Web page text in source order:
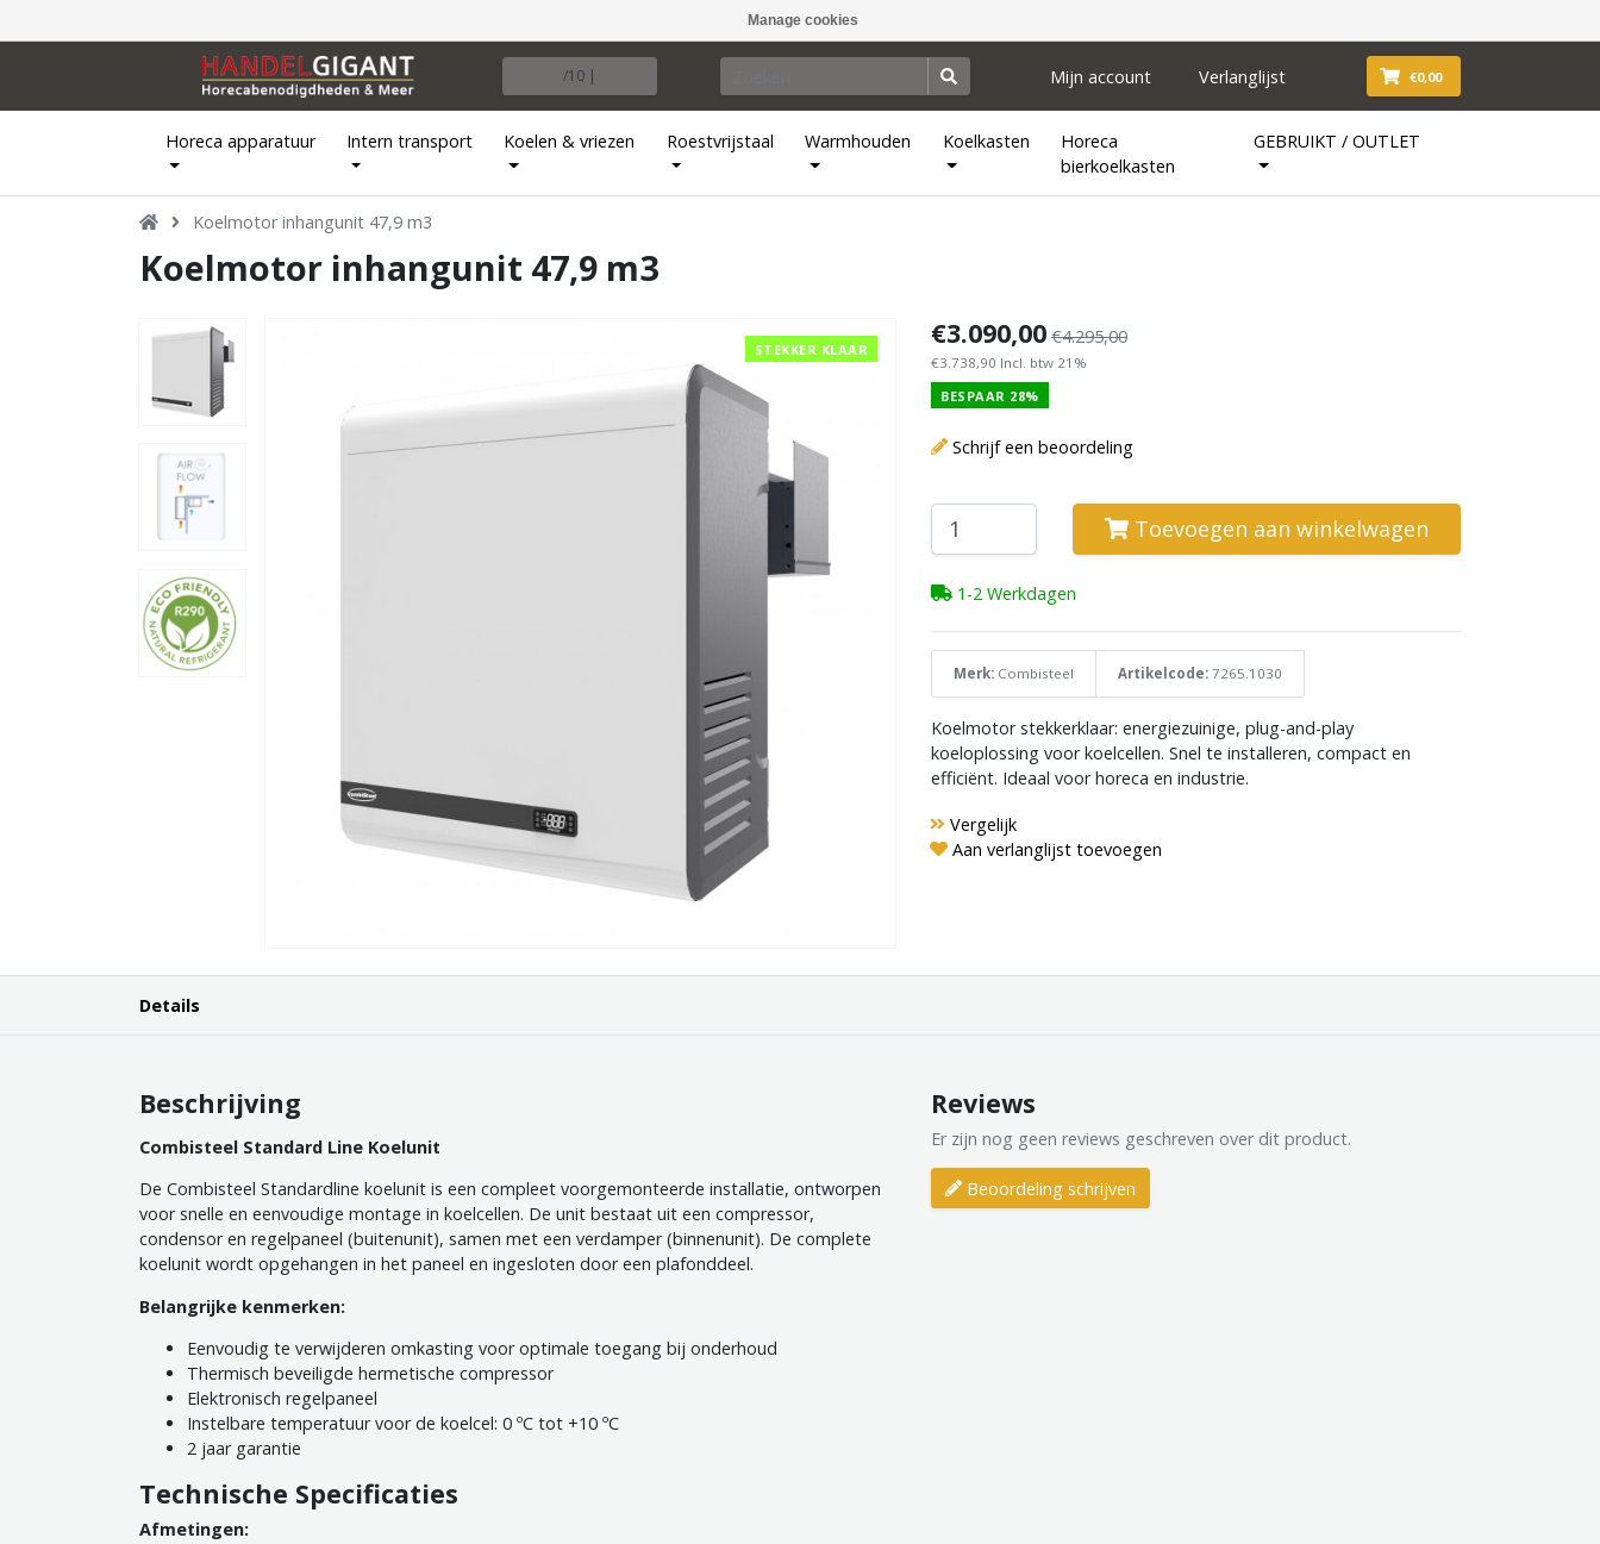
Manage cookies
/10 | Mijn account Verlanglijst €0,00
Horeca apparatuur Intern transport Koelen & vriezen Roestvrijstaal Warmhouden Koelkasten
Horeca
bierkoelkasten
GEBRUIKT / OUTLET
Koelmotor inhangunit 47,9 m3
Koelmotor inhangunit 47,9 m3
STEKKER KLAAR
STEKKER KLAAR
STEKKER KLAAR
€3.090,00 €4.295,00
€3.738,90 Incl. btw 21%
BESPAAR 28%
Schrijf een beoordeling
Toevoegen aan winkelwagen
1-2 Werkdagen
Merk: Combisteel Artikelcode: 7265.1030
Koelmotor stekkerklaar: energiezuinige, plug-and-play
koeloplossing voor koelcellen. Snel te installeren, compact en
efficiënt. Ideaal voor horeca en industrie.
Vergelijk
Aan verlanglijst toevoegen
Details
Beschrijving
Combisteel Standard Line Koelunit
De Combisteel Standardline koelunit is een compleet voorgemonteerde installatie, ontworpen
voor snelle en eenvoudige montage in koelcellen. De unit bestaat uit een compressor,
condensor en regelpaneel (buitenunit), samen met een verdamper (binnenunit). De complete
koelunit wordt opgehangen in het paneel en ingesloten door een plafonddeel.
Belangrijke kenmerken:
Eenvoudig te verwijderen omkasting voor optimale toegang bij onderhoud
Thermisch beveiligde hermetische compressor
Elektronisch regelpaneel
Instelbare temperatuur voor de koelcel: 0 ºC tot +10 ºC
2 jaar garantie
Technische Specificaties
Afmetingen:
Reviews
Er zijn nog geen reviews geschreven over dit product.
Beoordeling schrijven